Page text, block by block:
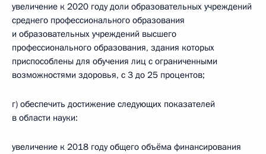
увеличение к 2020 году доли образовательных учреждений
среднего профессионального образования
и образовательных учреждений высшего
профессионального образования, здания которых
приспособлены для обучения лиц с ограниченными
возможностями здоровья, с 3 до 25 процентов;
г) обеспечить достижение следующих показателей
в области науки:
увеличение к 2018 году общего объёма финансирования